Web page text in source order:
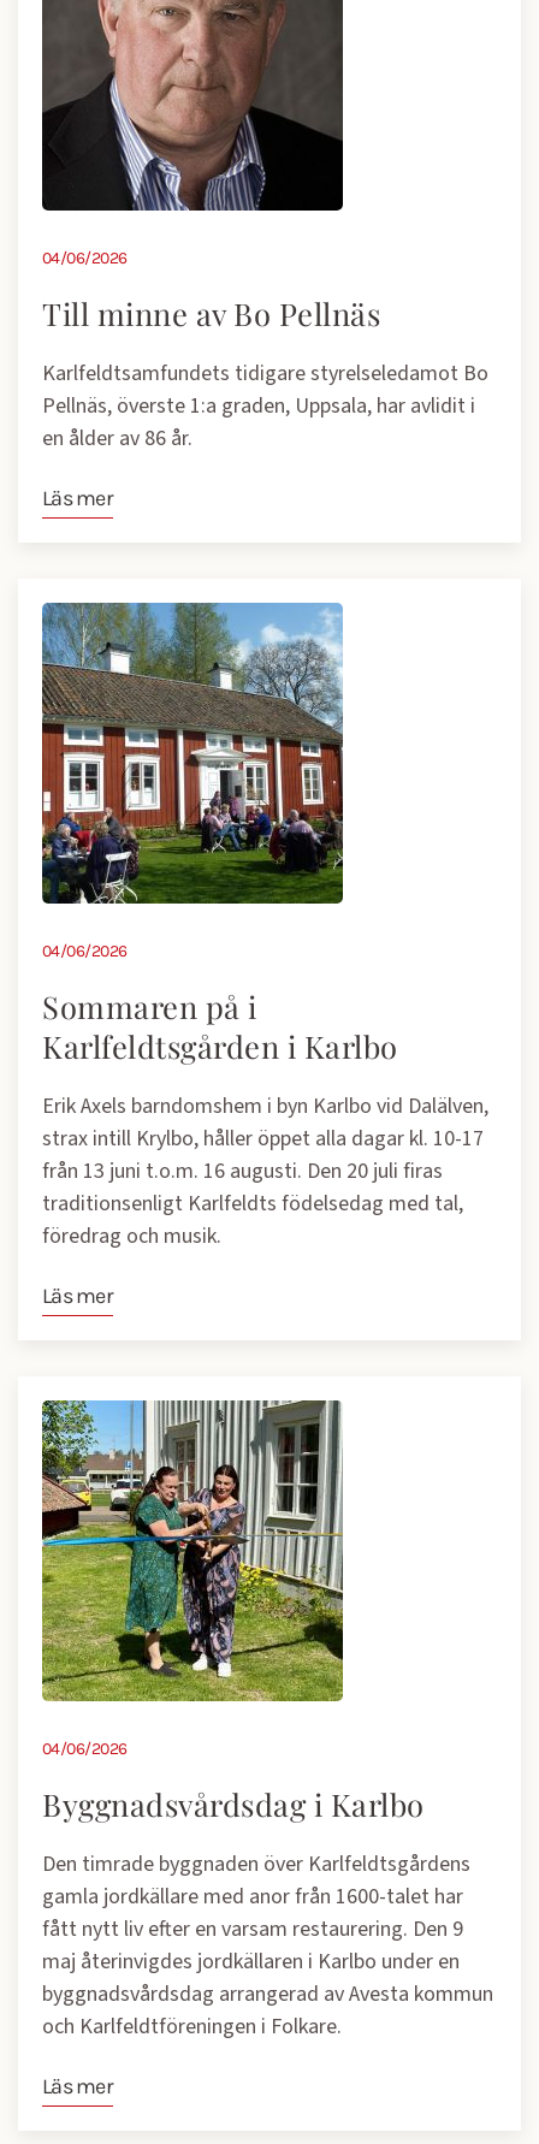
04/06/2026
Till minne av Bo Pellnäs
Karlfeldtsamfundets tidigare styrelseledamot Bo
Pellnäs, överste 1:a graden, Uppsala, har avlidit i
en ålder av 86 år.
Läs mer
04/06/2026
Sommaren på i
Karlfeldtsgården i Karlbo
Erik Axels barndomshem i byn Karlbo vid Dalälven,
strax intill Krylbo, håller öppet alla dagar kl. 10-17
från 13 juni t.o.m. 16 augusti. Den 20 juli firas
traditionsenligt Karlfeldts födelsedag med tal,
föredrag och musik.
Läs mer
04/06/2026
Byggnadsvårdsdag i Karlbo
Den timrade byggnaden över Karlfeldtsgårdens
gamla jordkällare med anor från 1600-talet har
fått nytt liv efter en varsam restaurering. Den 9
maj återinvigdes jordkällaren i Karlbo under en
byggnadsvårdsdag arrangerad av Avesta kommun
och Karlfeldtföreningen i Folkare.
Läs mer